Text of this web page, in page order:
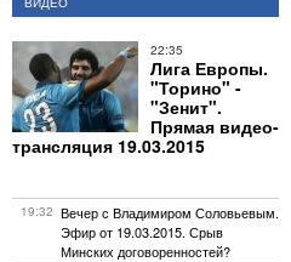
22:35
Лига Европы.
"Торино" -
"Зенит".
Прямая видео-
трансляция 19.03.2015
19:32 Вечер с Владимиром Соловьевым.
Эфир от 19.03.2015. Срыв
Минских договоренностей?